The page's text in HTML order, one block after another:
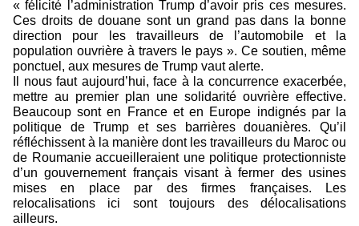
« félicité l’administration Trump d’avoir pris ces mesures.
Ces droits de douane sont un grand pas dans la bonne
direction pour les travailleurs de l’automobile et la
population ouvrière à travers le pays ». Ce soutien, même
ponctuel, aux mesures de Trump vaut alerte.
Il nous faut aujourd’hui, face à la concurrence exacerbée,
mettre au premier plan une solidarité ouvrière effective.
Beaucoup sont en France et en Europe indignés par la
politique de Trump et ses barrières douanières. Qu’il
réfléchissent à la manière dont les travailleurs du Maroc ou
de Roumanie accueilleraient une politique protectionniste
d’un gouvernement français visant à fermer des usines
mises en place par des firmes françaises. Les
relocalisations ici sont toujours des délocalisations
ailleurs.